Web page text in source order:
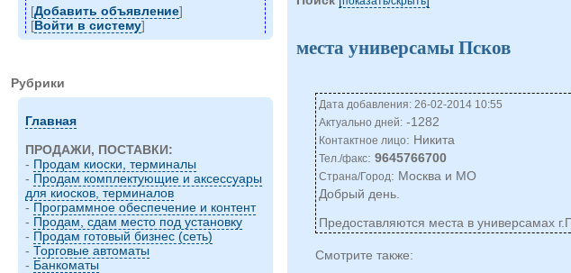
[Добавить объявление]
[Войти в систему]
Рубрики
Главная
ПРОДАЖИ, ПОСТАВКИ:
- Продам киоски, терминалы
- Продам комплектующие и аксессуары
для киосков, терминалов
- Программное обеспечение и контент
- Продам, сдам место под установку
- Продам готовый бизнес (сеть)
- Торговые автоматы
- Банкоматы
места универсамы Псков
Дата добавления: 26-02-2014 10:55
Актуально дней: -1282
Контактное лицо: Никита
Тел./факс:9645766700
Страна/Город: Москва и МО
Добрый день.
Предоставляются места в универсамах
Смотрите также: